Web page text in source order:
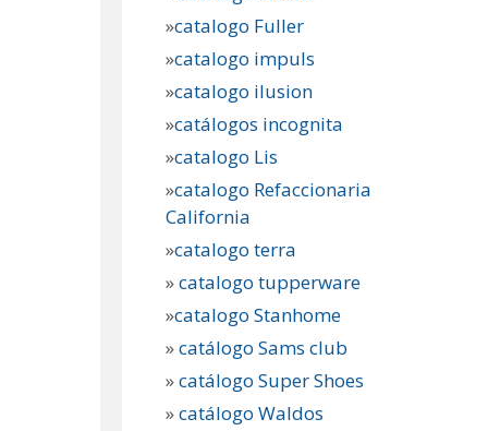
»catalogo Fuller
»catalogo impuls
»catalogo ilusion
»catálogos incognita
»catalogo Lis
»catalogo Refaccionaria
California
»catalogo terra
»catalogo tupperware
»catalogo Stanhome
»catálogo Sams club
»catálogo Super Shoes
»catálogo Waldos